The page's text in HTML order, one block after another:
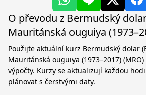
O převodu z Bermudský
Mauritánská ouguiya
Použijte aktuální kurz Bermudský dolar
Mauritánská ouguiya (1973–2017)
výpočty. Kurzy se aktualizují každou
plánovat s čerstvými daty.